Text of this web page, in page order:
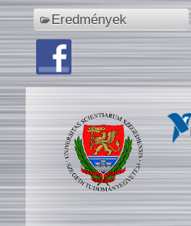
Eredmények